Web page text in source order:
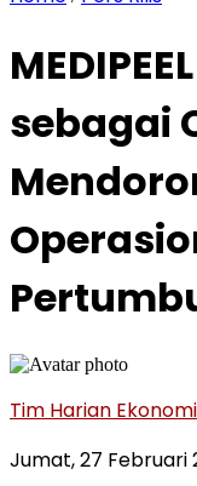
sebagai
Tim Harian Ekonomi
Jumat, 27 Februari